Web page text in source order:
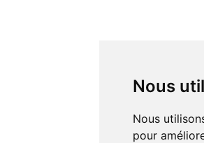
Nous
Nous utilisons des cookies et d'autres technologies de suivi
pour